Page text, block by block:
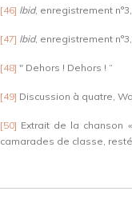
[46] Ibid, enregistrement n°3,
[47] Ibid, enregistrement n°3,
[48] " Dehors ! Dehors ! “
[49] Discussion à quatre,
[50] Extrait de la chanson
camarades de classe,